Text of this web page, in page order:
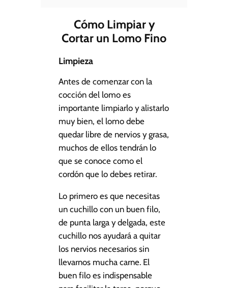
Cómo Limpiar y
Cortar un Lomo Fino
Limpieza
Antes de comenzar con la
cocción del lomo es
importante limpiarlo y alistarlo
muy bien, el lomo debe
quedar libre de nervios y grasa,
muchos de ellos tendrán lo
que se conoce como el
cordón que lo debes retirar.
Lo primero es que necesitas
un cuchillo con un buen filo,
de punta larga y delgada, este
cuchillo nos ayudará a quitar
los nervios necesarios sin
llevarnos mucha carne. El
buen filo es indispensable